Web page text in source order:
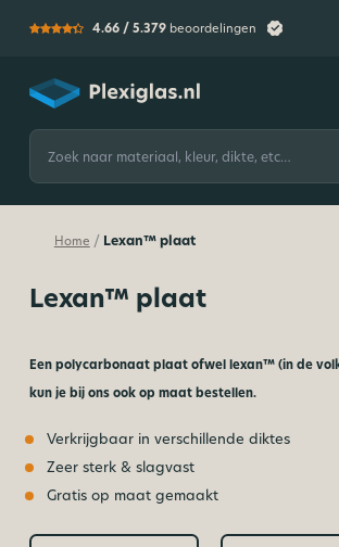
4.66 / 5.379 beoordelingen
Plexiglas
Zoeken
naar:
Home / Lexan™ plaat
Lexan™ plaat
Een polycarbonaat plaat ofwel lexan™ (in de
kun je bij ons ook op maat bestellen.
Verkrijgbaar in verschillende diktes
Zeer sterk & slagvast
Gratis op maat gemaakt